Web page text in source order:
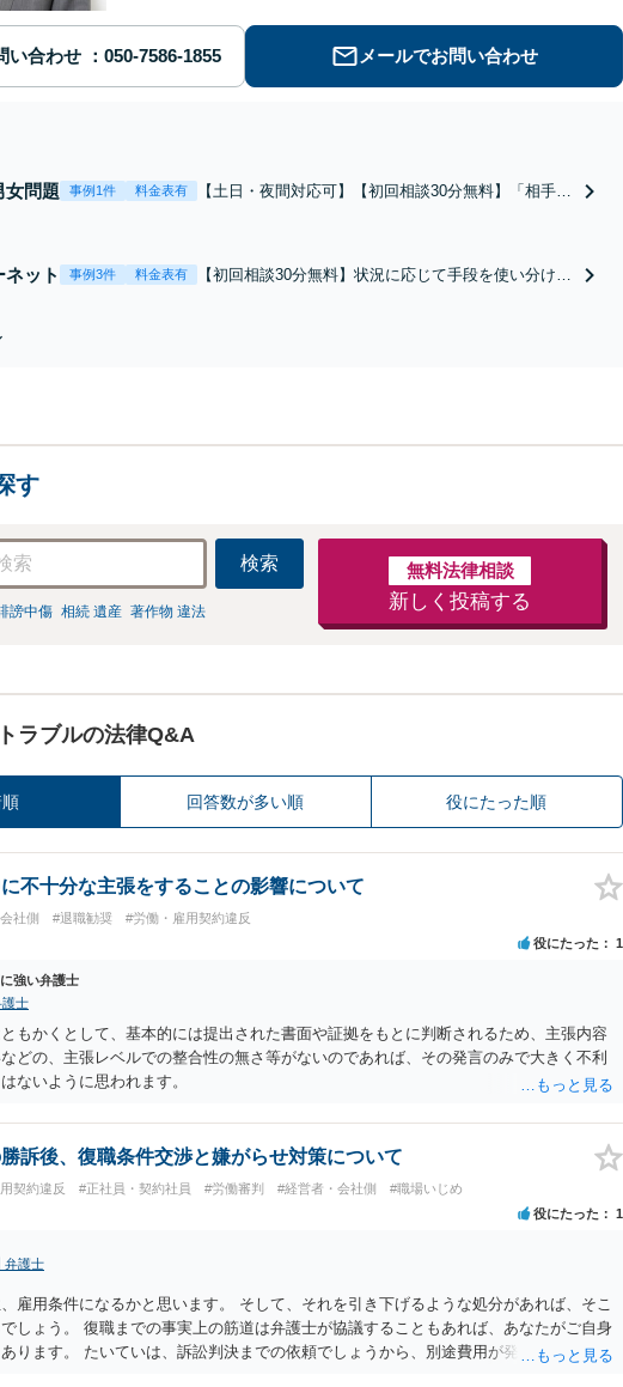
い合わせ メールでお問い合わせ
女問題 事例1件 料金表有
【土日・夜間対応可】【初回相談30分無料】「相手方
金額アップ／減額交渉も対応可」【完全個室対応】
ネット 事例3件 料金表有
【初回相談30分無料】状況に応じて手段を使い分け、
す
検索
謗中傷 相続 遺産 著作物 違法
無料法律相談
新しく投稿する
ラブルの法律Q&A
回答数が多い順 役にたった順
不十分な主張をすることの影響について
社側 #退職勧奨 #労働・雇用契約違反
役にたった 1
強い弁護士
護士
もかくとして、基本的には提出された書面や証拠をもとに判断されるため、主張内容
どの、主張レベルでの整合性の無さ等がないのであれば、その発言のみで大きく不利
ないように思われます。
訴後、復職条件交渉と嫌がらせ対策について
契約違反 #正社員・契約社員 #労働審判 #経営者・会社側 #職場いじめ
役にたった 1
弁護士
雇用条件になるかと思います。 そして、それを引き下げるような処分があれば、そこ
しょう。 復職までの事実上の筋道は弁護士が協議することもあれば、あなたがご自身
ります。 たいていは、訴訟判決までの依頼でしょうから、別途費用が発生することも